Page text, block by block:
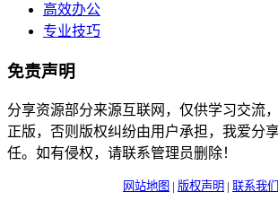
高效办公
专业技巧
免责声明
分享资源部分来源互联网，仅供学习交流
正版，否则版权纠纷由用户承担，我爱分
任。如有侵权，请联系管理员删除！
网站地图 | 版权声明 | 联系我们